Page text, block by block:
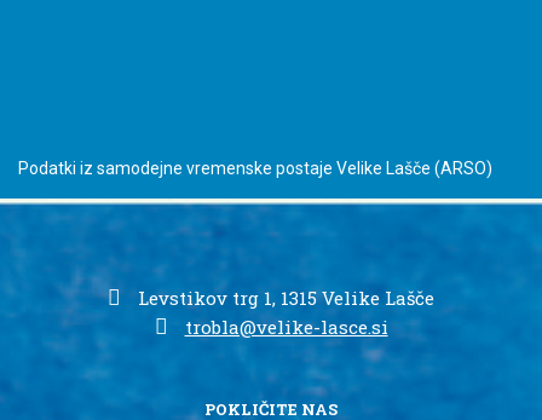
Podatki iz samodejne vremenske postaje Velike Lašče (ARSO)
Levstikov trg 1, 1315 Velike Lašče
trobla@velike-lasce.si
POKLIČITE NAS